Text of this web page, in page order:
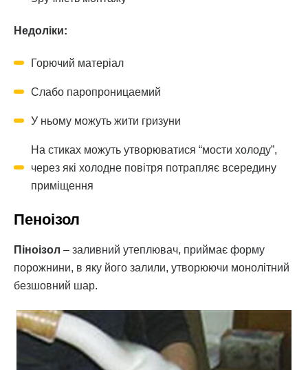
Недоліки:
Горючий матеріал
Слабо паропроницаемий
У ньому можуть жити гризуни
На стиках можуть утворюватися “мости холоду”,
через які холодне повітря потрапляє всередину
приміщення
Пеноізол
Піноізол – заливний утеплювач, приймає форму
порожнини, в яку його залили, утворюючи монолітний
безшовний шар.